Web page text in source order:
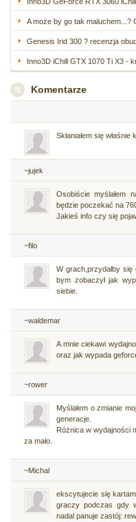
A może by go tak maluchem...?
Genesis Irid 300 ? recenzja
Inno3D iChill GTX 1070 Ti X3 -
Komentarze
Skłaniałem się
~jujek
Osobiście myślałem
będzie poczekać na
Jakieś info czy się
~filo
W grach,przydałby
bym zobaczył jak
siebie.
~waldemar
A mnie ciekawi
oraz jak wypada
~rower
Myślałem o zmianie
generacje.
Różnica w wydajności
za mało.
~Michal
ekscytujecie się
graczy podczas gdy
nadal panuje zastój: